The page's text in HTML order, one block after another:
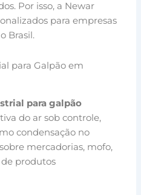
Por isso, a Newar
para empresas
Brasil.
para Galpão em
para galpão
do ar sob controle,
condensação no
mercadorias, mofo,
produtos